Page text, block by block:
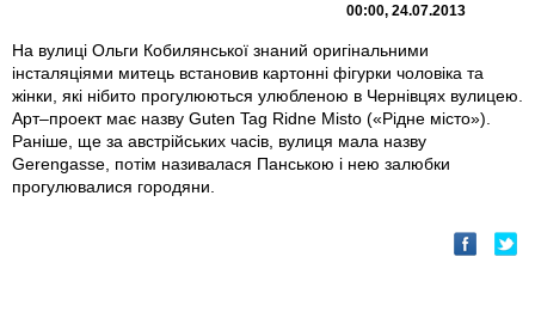
00:00, 24.07.2013
На вулиці Ольги Кобилянської знаний оригінальними
інсталяціями митець встановив картонні фігурки чоловіка та
жінки, які нібито прогулюються улюбленою в Чернівцях вулицею.
Арт–проект має назву Guten Tag Ridne Misto («Рідне місто»).
Раніше, ще за австрійських часів, вулиця мала назву
Gerengasse, потім називалася Панською і нею залюбки
прогулювалися городяни.